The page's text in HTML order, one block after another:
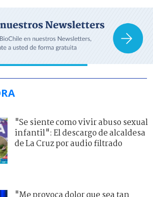
"Se siente como vivir abuso sexual
infantil": El descargo de alcaldesa
de La Cruz por audio filtrado